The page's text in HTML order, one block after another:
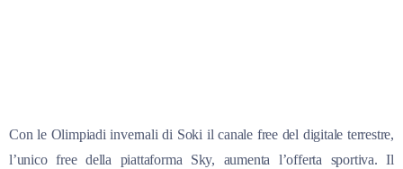
Con le Olimpiadi invernali di Soki il canale free del digitale terrestre,
l’unico free della piattaforma Sky, aumenta l’offerta sportiva. Il